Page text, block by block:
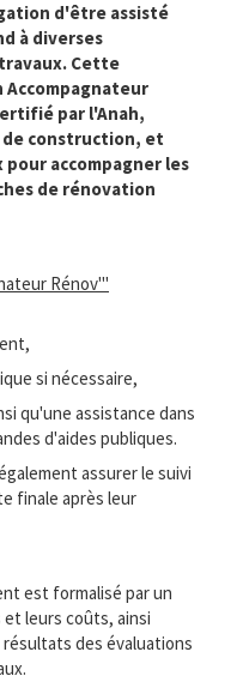
d'être assisté
à diverses
Cette
Accompagnateur
par l'Anah,
construction, et
accompagner les
de rénovation
Rénov'"
si nécessaire,
qu'une assistance dans
d'aides publiques.
assurer le suivi
finale après leur
est formalisé par un
leurs coûts, ainsi
des évaluations